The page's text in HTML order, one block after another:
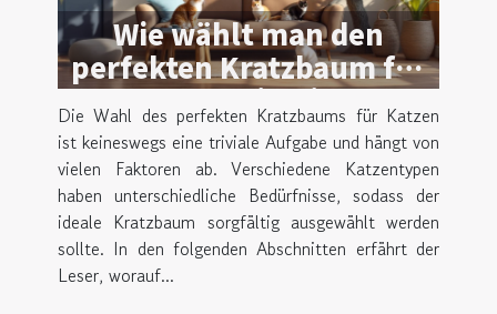
Wie wählt man den
perfekten Kratzbaum für
unterschiedliche
Katzentypen?
Die Wahl des perfekten Kratzbaums für Katzen
ist keineswegs eine triviale Aufgabe und hängt von
vielen Faktoren ab. Verschiedene Katzentypen
haben unterschiedliche Bedürfnisse, sodass der
ideale Kratzbaum sorgfältig ausgewählt werden
sollte. In den folgenden Abschnitten erfährt der
Leser, worauf...